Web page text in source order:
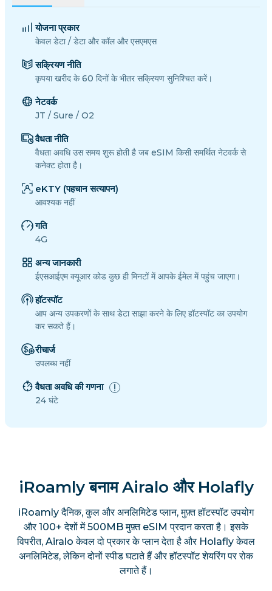
योजना प्रकार
केवल डेटा / डेटा और कॉल और एसएमएस
सक्रियण नीति
कृपया खरीद के 60 दिनों के भीतर सक्रियण सुनिश्चित करें।
नेटवर्क
JT / Sure / O2
वैधता नीति
वैधता अवधि उस समय शुरू होती है जब eSIM किसी समर्थित नेटवर्क से
कनेक्ट होता है।
eKTY (पहचान सत्यापन)
आवश्यक नहीं
गति
4G
अन्य जानकारी
ईएसआईएम क्यूआर कोड कुछ ही मिनटों में आपके ईमेल में पहुंच जाएगा।
हॉटस्पॉट
आप अन्य उपकरणों के साथ डेटा साझा करने के लिए हॉटस्पॉट का उपयोग
कर सकते हैं।
रीचार्ज
उपलब्ध नहीं
वैधता अवधि की गणना
24 घंटे
iRoamly बनाम Airalo और Holafly
iRoamly दैनिक, कुल और अनलिमिटेड प्लान, मुफ़्त हॉटस्पॉट उपयोग
और 100+ देशों में 500MB मुफ़्त eSIM प्रदान करता है। इसके
विपरीत, Airalo केवल दो प्रकार के प्लान देता है और Holafly केवल
अनलिमिटेड, लेकिन दोनों स्पीड घटाते हैं और हॉटस्पॉट शेयरिंग पर रोक
लगाते हैं।